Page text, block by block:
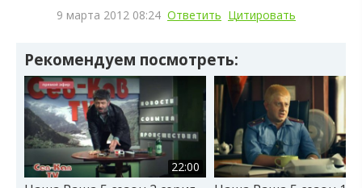
9 марта 2012 08:24 Ответить Цитировать
Рекомендуем посмотреть:
22:00